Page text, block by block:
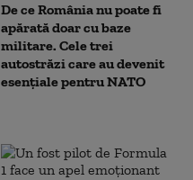
De ce România nu poate fi
apărată doar cu baze
militare. Cele trei
autostrăzi care au devenit
esențiale pentru NATO